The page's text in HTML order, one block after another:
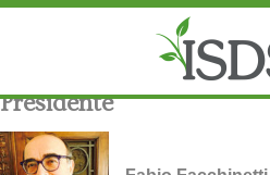
Presidente